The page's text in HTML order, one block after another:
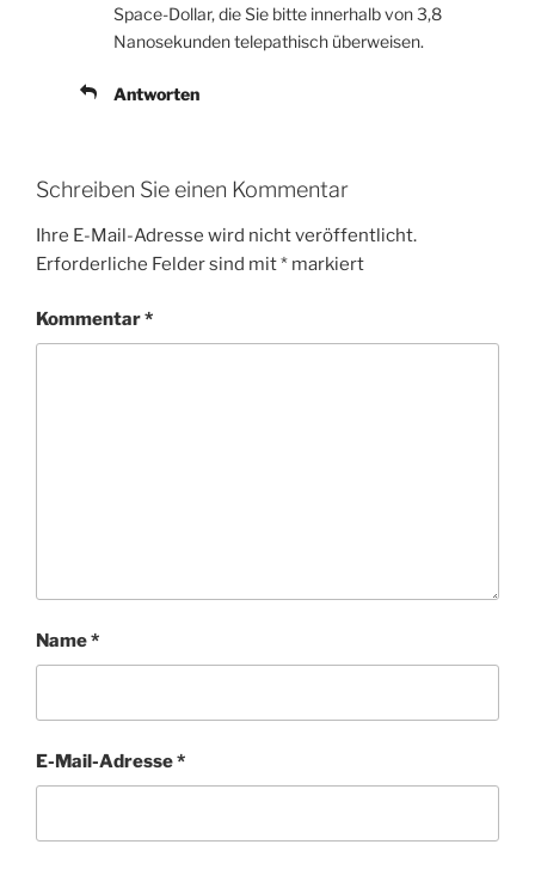
Space-Dollar, die Sie bitte innerhalb von 3,8
Nanosekunden telepathisch überweisen.
Antworten
Schreiben Sie einen Kommentar
Ihre E-Mail-Adresse wird nicht veröffentlicht.
Erforderliche Felder sind mit* markiert
Kommentar*
Name*
E-Mail-Adresse*